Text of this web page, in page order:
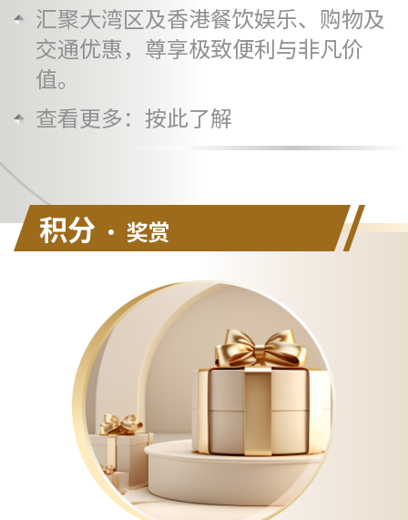
汇聚大湾区及香港餐饮娱乐、购物及
交通优惠，尊享极致便利与非凡价
值。
查看更多： 按此了解
积分 • 奖赏